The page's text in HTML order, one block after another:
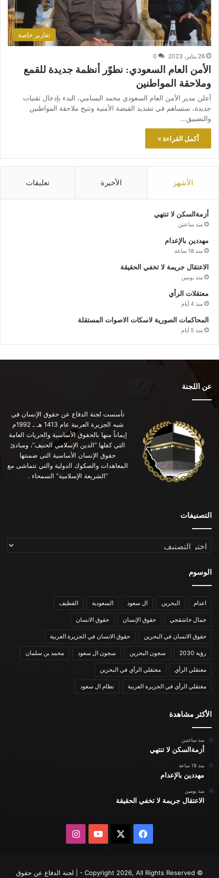
تقارير خاصة
26 يناير، 2023 0
الأمن العام السعودي: نطوّر أنظمة جديدة للقمع
وملاحقة المواطنين
أعلن مدير الأمن العام السعودي محمد البسامي، البدء بإدخال تقنيات
جديدة، ستساهم في تشديد القبضة الأمنية وتتيح ملاحقة المواطنين
والتضييق…
أكمل القراءة »
الأشهر الأخيرة تعليقات
أزمةالسكن لا تنتهي
منذ ساعتين
مهددين بالإعدام
منذ 18 ساعة
الاعتقال جريمة لا تخفي الحقيقة
منذ يومين
معتقلات الرأي
منذ 4 أيام
المحاكمات الصورية لاسكات الاصوات المستقلة
منذ 5 أيام
عن اللجنة
تأسست لجنة الدفاع عن حقوق الإنسان في
شبه الجزيرة العربية عام 1413 هـ ـ 1992م
إيماناً منها بالحقوق الأساسية والحريات العامة
التي كفلها “الدين الإسلامي الحنيف”، ومبادئ
حقوق الإنسان الأساسية التي ضمنتها
المعاهدات والصكوك الدولية والتي تتماشى مع
“الشريعة الإسلامية” السمحاء .
التصنيفات
التصنيفات
الوسوم
اعدام البحرين ال سعود السعودية القطيف
جمال خاشقجي حقوق الإنسان حقوق الانسان
حقوق الانسان في البحرين حقوق الانسان في الجزيرة العربية
رؤية 2030 سجون البحرين سجون ال سعود محمد بن سلمان
معتقلي الرأي معتقلي الرأي في البحرين
معتقلي الرأي في الجزيرة العربية نظام ال سعود
الأكثر مشاهدة
منذ ساعتين
أزمةالسكن لا تنتهي
منذ 18 ساعة
مهددين بالإعدام
منذ يومين
الاعتقال جريمة لا تخفي الحقيقة
فيسبوك يوتيوبانستقرام
© Copyright 2026, All Rights Reserved - | لجنة الدفاع عن حقوق